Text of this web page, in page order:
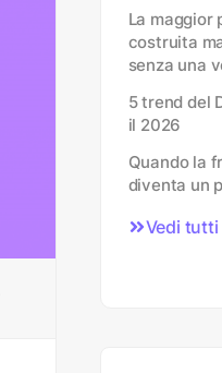
La maggior
costruita
senza una
5 trend del
il 2026
Quando la
diventa un
Vedi tutti